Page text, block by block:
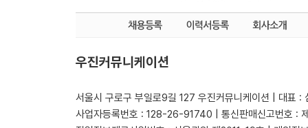
우진커뮤니케이션
서울시 구로구 부일로9길 127 우진커뮤니케이션 | 대표 :
사업자등록번호 : 128-26-91740 | 통신판매신고번호 :